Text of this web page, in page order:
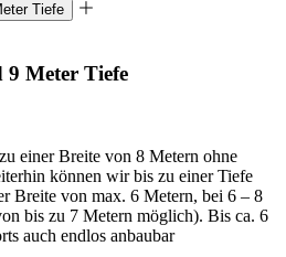
Tiefe
9 Meter Tiefe
einer Breite von 8 Metern ohne
können wir bis zu einer Tiefe
Breite von max. 6 Metern, bei 6 – 8
bis zu 7 Metern möglich). Bis ca. 6
auch endlos anbaubar